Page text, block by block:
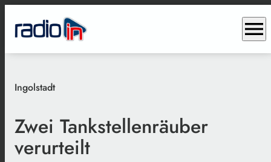
menu
Ingolstadt
Zwei Tankstellenräuber
verurteilt